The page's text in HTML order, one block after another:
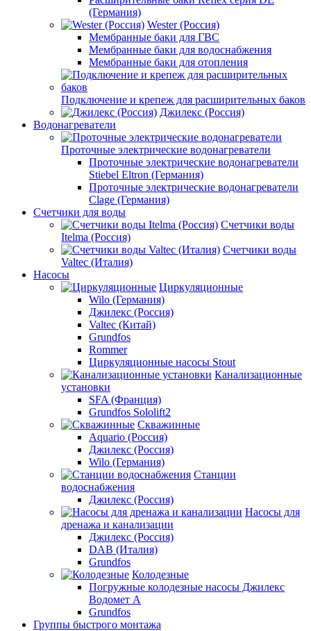
(Германия)
Wester (Россия)
Мембранные баки для ГВС
Мембранные баки для водоснабжения
Мембранные баки для отопления
Подключение и крепеж для расширительных баков
Джилекс (Россия)
Водонагреватели
Проточные электрические водонагреватели
Проточные электрические водонагреватели
Stiebel Eltron (Германия)
Проточные электрические водонагреватели
Clage (Германия)
Счетчики для воды
Счетчики воды
Itelma (Россия)
Счетчики воды
Valtec (Италия)
Насосы
Циркуляционные
Wilo (Германия)
Джилекс (Россия)
Valtec (Китай)
Grundfos
Rommer
Циркуляционные насосы Stout
Канализационные
установки
SFA (Франция)
Grundfos Sololift2
Скважинные
Aquario (Россия)
Джилекс (Россия)
Wilo (Германия)
Станции
водоснабжения
Джилекс (Россия)
Насосы для
дренажа и канализации
Джилекс (Россия)
DAB (Италия)
Grundfos
Колодезные
Погружные колодезные насосы Джилекс
Водомет А
Grundfos
Группы быстрого монтажа